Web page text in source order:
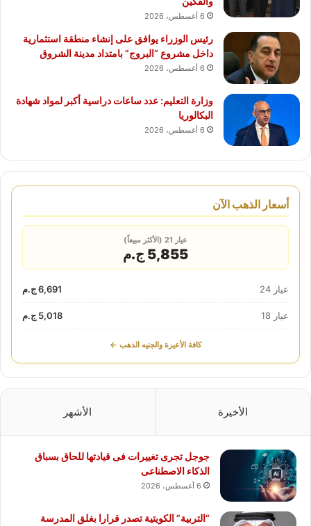
6 أغسطس، 2026
رئيس الوزراء يوافق على إنشاء منطقة استثمارية
داخل مشروع “البروج” بامتداد مدينة الشروق
6 أغسطس، 2026
وزارة التعليم: عدد ساعات دراسية أكبر لمواد شهادة
البكالوريا
6 أغسطس، 2026
أسعار الذهب الآن
عيار 21 (الأكثر مبيعاً)
5,855 ج.م
عيار 24 6,691 ج.م
عيار 18 5,018 ج.م
كافة الأعيرة والجنيه الذهب ←
الأخيرة الأشهر
جوجل تجرى تغييرات فى قيادتها للحاق بسباق
الذكاء الاصطناعى
6 أغسطس، 2026
“التربية” الكويتية تصدر قرارا بغلق المدرسة